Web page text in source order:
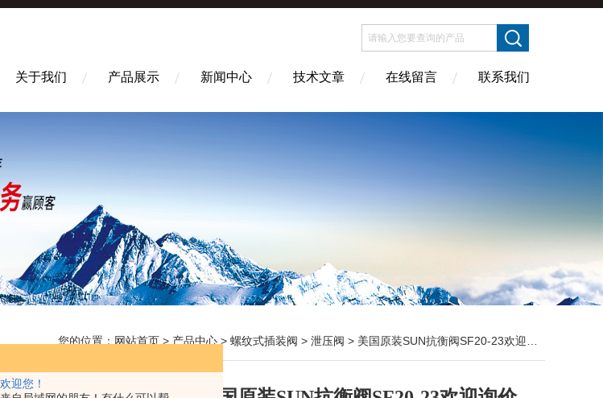
欢迎您！
关于我们 产品展示 新闻中心 技术文章 在线留言 联系我们
您的位置： 网站首页 > 产品中心 > 螺纹式插装阀 > 泄压阀 > 美国原装SUN抗衡阀SF20-23欢迎询价